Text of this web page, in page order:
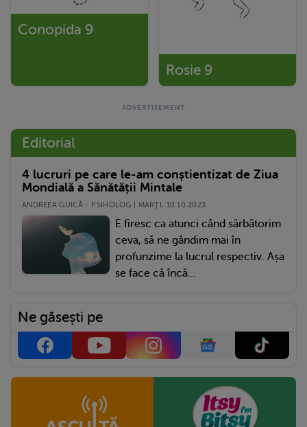
Conopida 9
Rosie 9
Editorial
4 lucruri pe care le-am conștientizat de Ziua
Mondială a Sănătății Mintale
ANDREEA GUICĂ - PSIHOLOG | MARŢI, 10.10.2023
E firesc ca atunci când sărbătorim
ceva, să ne gândim mai în
profunzime la lucrul respectiv. Așa
se face că încă...
Ne găsești pe